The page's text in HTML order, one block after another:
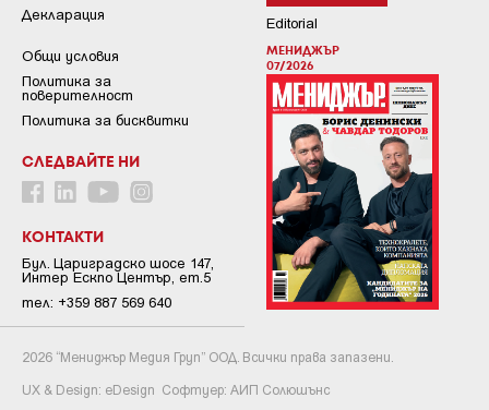
Editorial
МЕНИДЖЪР
07/2026
Декларация
Общи условия
Пoлитикa зa
пoвepитeлнocт
Политика за бисквитки
СЛЕДВАЙТЕ НИ
КОНТАКТИ
Бул. Цариградско шосе 147,
Интер Ескпо Център, ет.5
тел: +359 887 569 640
2026 “Мениджър Медия Груп” ООД. Всички права запазени.
UX & Design: eDesign Софтуер: АИП Солюшънс